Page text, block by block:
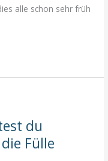
alle schon sehr früh
du
Fülle